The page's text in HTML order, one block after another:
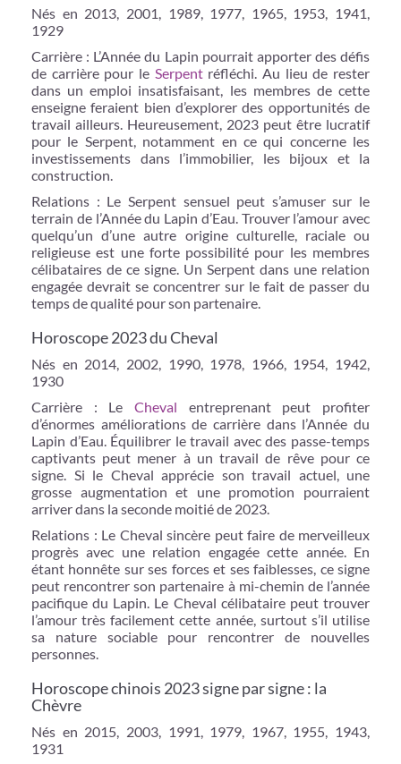
Nés en 2013, 2001, 1989, 1977, 1965, 1953, 1941,
1929
Carrière : L’Année du Lapin pourrait apporter des défis
de carrière pour le Serpentréfléchi. Au lieu de rester
dans un emploi insatisfaisant, les membres de cette
enseigne feraient bien d’explorer des opportunités de
travail ailleurs. Heureusement, 2023 peut être lucratif
pour le Serpent, notamment en ce qui concerne les
investissements dans l’immobilier, les bijoux et la
construction.
Relations : Le Serpent sensuel peut s’amuser sur le
terrain de l’Année du Lapin d’Eau. Trouver l’amour avec
quelqu’un d’une autre origine culturelle, raciale ou
religieuse est une forte possibilité pour les membres
célibataires de ce signe. Un Serpent dans une relation
engagée devrait se concentrer sur le fait de passer du
temps de qualité pour son partenaire.
Horoscope 2023 du Cheval
Nés en 2014, 2002, 1990, 1978, 1966, 1954, 1942,
1930
Carrière : Le Cheval entreprenant peut profiter
d’énormes améliorations de carrière dans l’Année du
Lapin d’Eau. Équilibrer le travail avec des passe-temps
captivants peut mener à un travail de rêve pour ce
signe. Si le Cheval apprécie son travail actuel, une
grosse augmentation et une promotion pourraient
arriver dans la seconde moitié de 2023.
Relations : Le Cheval sincère peut faire de merveilleux
progrès avec une relation engagée cette année. En
étant honnête sur ses forces et ses faiblesses, ce signe
peut rencontrer son partenaire à mi-chemin de l’année
pacifique du Lapin. Le Cheval célibataire peut trouver
l’amour très facilement cette année, surtout s’il utilise
sa nature sociable pour rencontrer de nouvelles
personnes.
Horoscope chinois 2023 signe par signe : la
Chèvre
Nés en 2015, 2003, 1991, 1979, 1967, 1955, 1943,
1931